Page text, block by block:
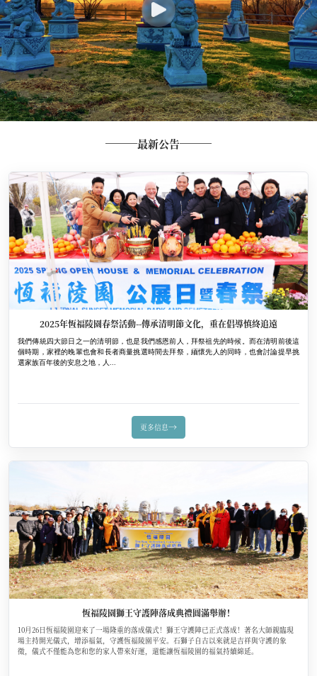
最新公告
2025年恆福陵園春祭活動--傳承清明節文化，重在倡導慎終追遠
我們傳統四大節日之一的清明節，也是我們感恩前人，拜祭祖先的時候。而在清明前後這
個時期，家裡的晚輩也會和長者商量挑選時間去拜祭，緬懷先人的同時，也會討論提早挑
選家族百年後的安息之地，人...
更多信息→
恆福陵園獅王守護陣落成典禮圓滿舉辦！
10月26日恆福陵園迎來了一場隆重的落成儀式！獅王守護陣已正式落成！著名大師親臨現
場主持開光儀式，增添福氣，守護恆福陵園平安。石獅子自古以來就是吉祥與守護的象
徵，儀式不僅能為您和您的家人帶來好運，還能讓恆福陵園的福氣持續綿延。